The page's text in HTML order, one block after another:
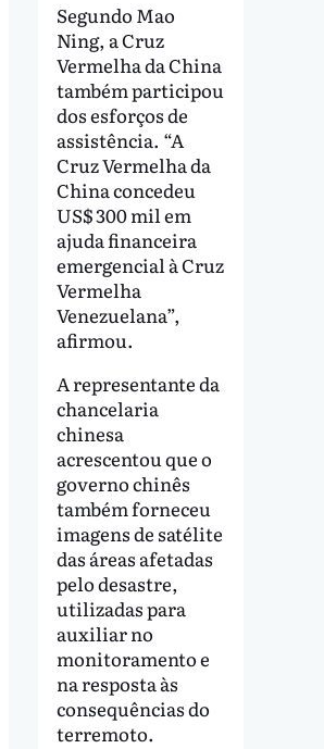
Segundo Mao
Ning, a Cruz
Vermelha da China
também participou
dos esforços de
assistência. “A
Cruz Vermelha da
China concedeu
US$ 300 mil em
ajuda financeira
emergencial à Cruz
Vermelha
Venezuelana”,
afirmou.
A representante da
chancelaria
chinesa
acrescentou que o
governo chinês
também forneceu
imagens de satélite
das áreas afetadas
pelo desastre,
utilizadas para
auxiliar no
monitoramento e
na resposta às
consequências do
terremoto.